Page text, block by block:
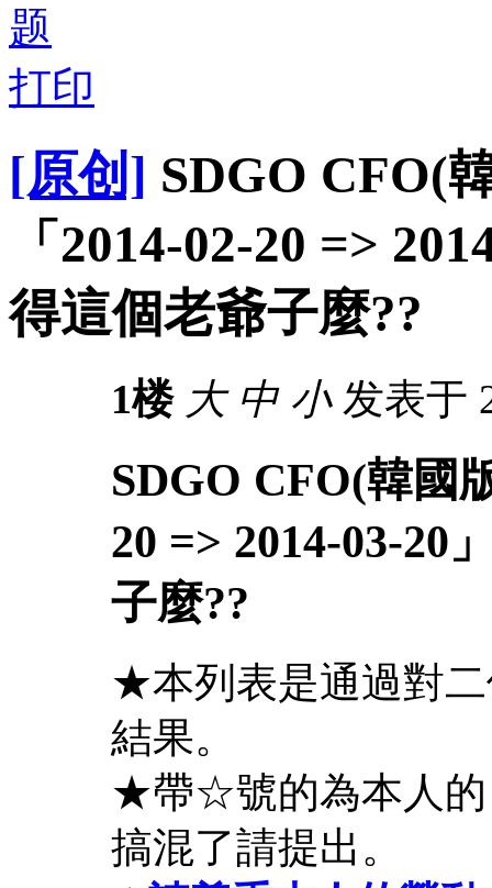
打印
[原创] SDGO CFO(
「2014-02-20 =>
得這個老爺子麼??
1楼 大 中 小发表于
SDGO CFO(韓國
20 => 2014-03-20
子麼??
★本列表是通過對
結果。
★帶☆號的為本人的
搞混了請提出。